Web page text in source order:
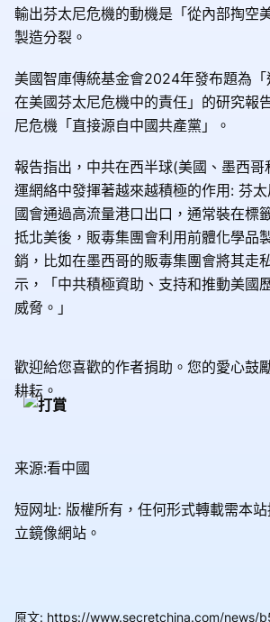
輸出芬太尼危機的動機是「從內部掏空
製造分裂。
美國智庫傳統基金會2024年發布題為
在美國芬太尼危機中的責任」的研究報
尼危機「直接源自中國共產黨」。
報告指出，中共在西半球(美國、墨西哥
運網絡中發揮著越來越積極的作用: 芬
國會通過⾼流量港⼝出⼝，通常裝在標
抵北美後，販毒集團會利用前體化學品
銷，比如在墨西哥的販毒集團會將其⾛
示，「中共積極資助、支持和推動美國
威脅。」
歡迎給您喜歡的作者捐助。您的愛心鼓
耕耘。
来源:看中國
短网址: 版權所有，任何形式轉載需本站
立鏡像網站。
原文: https://www.secretchina.com/news/